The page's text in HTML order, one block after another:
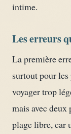
intime.
Les erreurs
La première
surtout pour les
voyager trop
mais avec deux
plage libre, car